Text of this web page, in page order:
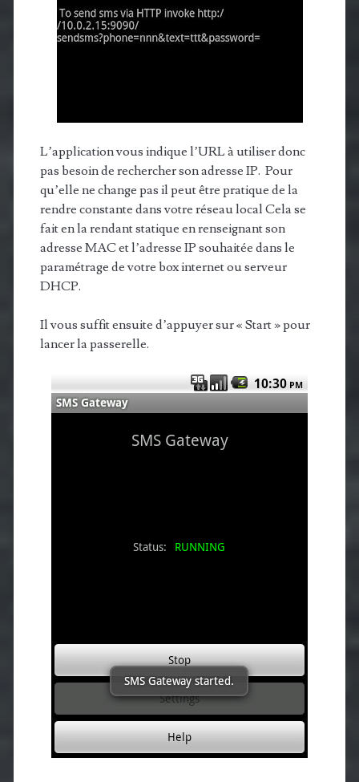
L’application vous indique l’URL à utiliser donc
pas besoin de rechercher son adresse IP. Pour
qu’elle ne change pas il peut être pratique de la
rendre constante dans votre réseau local Cela se
fait en la rendant statique en renseignant son
adresse MAC et l’adresse IP souhaitée dans le
paramétrage de votre box internet ou serveur
DHCP.
Il vous suffit ensuite d’appuyer sur « Start » pour
lancer la passerelle.